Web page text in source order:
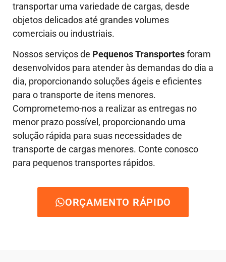
transportar uma variedade de cargas, desde
objetos delicados até grandes volumes
comerciais ou industriais.
Nossos serviços de Pequenos Transportesforam
desenvolvidos para atender às demandas do dia a
dia, proporcionando soluções ágeis e eficientes
para o transporte de itens menores.
Comprometemo-nos a realizar as entregas no
menor prazo possível, proporcionando uma
solução rápida para suas necessidades de
transporte de cargas menores. Conte conosco
para pequenos transportes rápidos.
ORÇAMENTO RÁPIDO